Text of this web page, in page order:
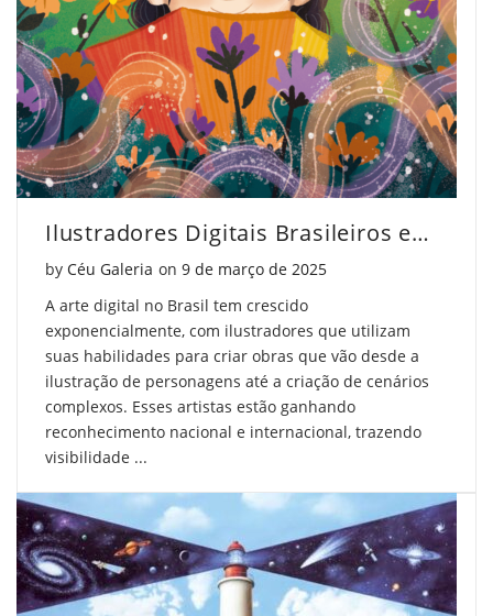
Ilustradores Digitais Brasileiros em Destaque
by Céu Galeria on Posted on
9 de março de 2025
A arte digital no Brasil tem crescido
exponencialmente, com ilustradores que utilizam
suas habilidades para criar obras que vão desde a
ilustração de personagens até a criação de cenários
complexos. Esses artistas estão ganhando
reconhecimento nacional e internacional, trazendo
visibilidade ...